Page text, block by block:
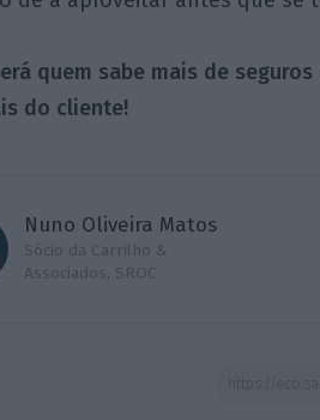
quem sabe mais de
do cliente!
Nuno Oliveira Matos
Sócio da Carrilho &
Associados, SROC